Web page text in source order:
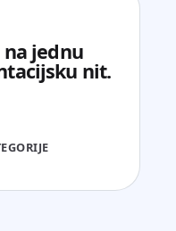
jednu
nit.